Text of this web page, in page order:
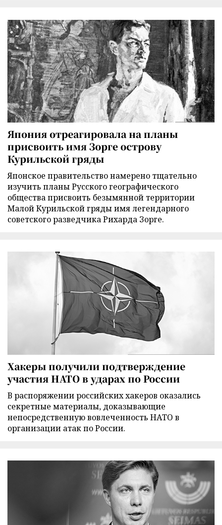
Япония отреагировала на планы
присвоить имя Зорге острову
Курильской гряды
Японское правительство намерено тщательно
изучить планы Русского географического
общества присвоить безымянной территории
Малой Курильской гряды имя легендарного
советского разведчика Рихарда Зорге.
Хакеры получили подтверждение
участия НАТО в ударах по России
В распоряжении российских хакеров оказались
секретные материалы, доказывающие
непосредственную вовлеченность НАТО в
организации атак по России.